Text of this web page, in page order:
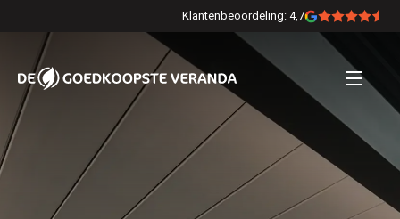
Klantenbeoordeling: 4,7